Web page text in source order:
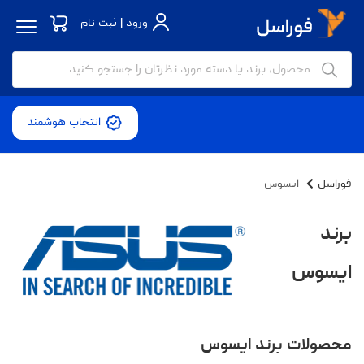
ورود | ثبت نام
انتخاب هوشمند
فوراسل ایسوس
برند
ایسوس
محصولات برند ایسوس